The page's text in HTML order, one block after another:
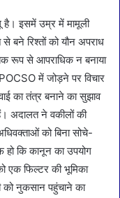
है। इसमें उम्र में मामूली
बने रिश्तों को यौन अपराध
रूप से आपराधिक न बनाया
में जोड़ने पर विचार
का तंत्र बनाने का सुझाव
अदालत ने वकीलों की
को बिना सोचे-
कि कानून का उपयोग
एक फिल्टर की भूमिका
को नुकसान पहुंचाने का